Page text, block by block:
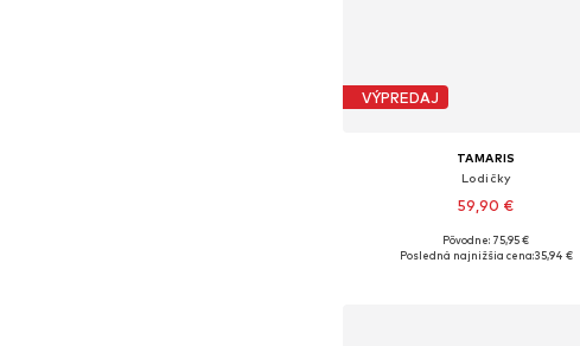
VÝPREDAJ
TAMARIS
Lodičky
59,90 €
Dostupné veľkosti: 37, 38, 39, 40
Pôvodne: 75,95 €
Posledná najnižšia cena:35,94 €